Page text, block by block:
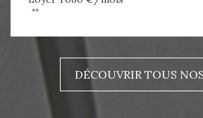
équipée. A l'étage vous trouverez la
Chauffage, eau chaude individuel
parking extérieur Aspect financier : Loyer : 1080 euros
C.C. Honoraires : 649.30 euros Dépôt de garantie :
N'hesitez pas à nous contacter -
**
DÉCOUVRIR TOUS